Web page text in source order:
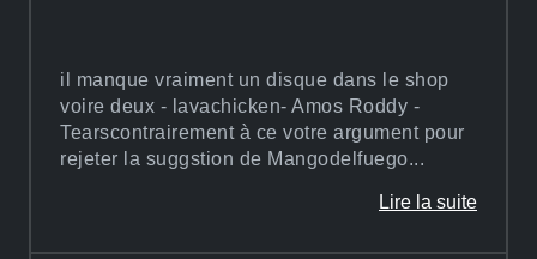
il manque vraiment un disque dans le shop
voire deux - lavachicken- Amos Roddy -
Tearscontrairement à ce votre argument pour
rejeter la suggstion de Mangodelfuego...
Lire la suite